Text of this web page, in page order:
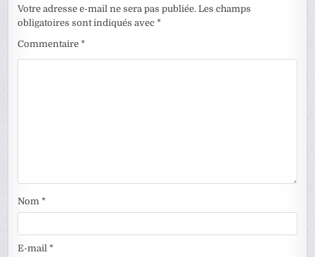
Votre adresse e-mail ne sera pas publiée. Les champs
obligatoires sont indiqués avec*
Commentaire*
Nom*
E-mail*